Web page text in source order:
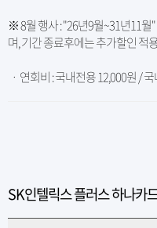
※ 8월 행사 : "26년9월~31년11월
며, 기간 종료후에는 추가할인 적
ㆍ 연회비 : 국내전용 12,000원 /
SK인텔릭스 플러스 하나카